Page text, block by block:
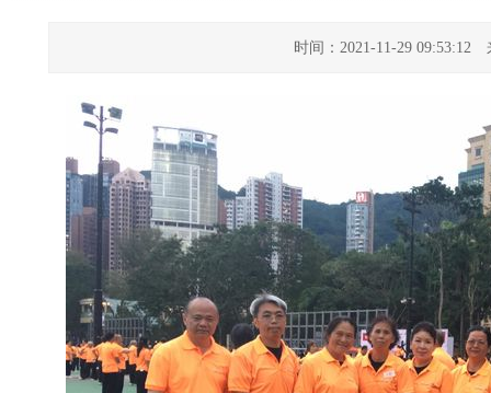
时间：2021-11-29